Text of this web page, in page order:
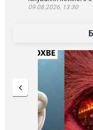
09.08.2026, 13:30